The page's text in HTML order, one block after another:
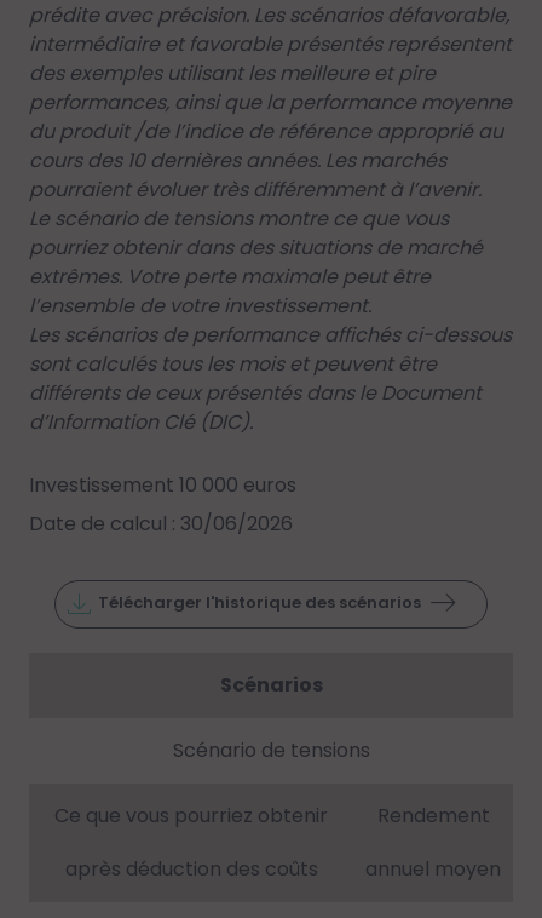
prédite avec précision. Les scénarios défavorable,
intermédiaire et favorable présentés représentent
des exemples utilisant les meilleure et pire
performances, ainsi que la performance moyenne
du produit /de l’indice de référence approprié au
cours des 10 dernières années. Les marchés
pourraient évoluer très différemment à l’avenir.
Le scénario de tensions montre ce que vous
pourriez obtenir dans des situations de marché
extrêmes. Votre perte maximale peut être
l’ensemble de votre investissement.
Les scénarios de performance affichés ci-dessous
sont calculés tous les mois et peuvent être
différents de ceux présentés dans le Document
d’Information Clé (DIC).
Investissement 10 000 euros
Date de calcul : 30/06/2026
Télécharger l'historique des scénarios
Scénarios
Scénario de tensions
Ce que vous pourriez obtenir
après déduction des coûts
Rendement
annuel moyen